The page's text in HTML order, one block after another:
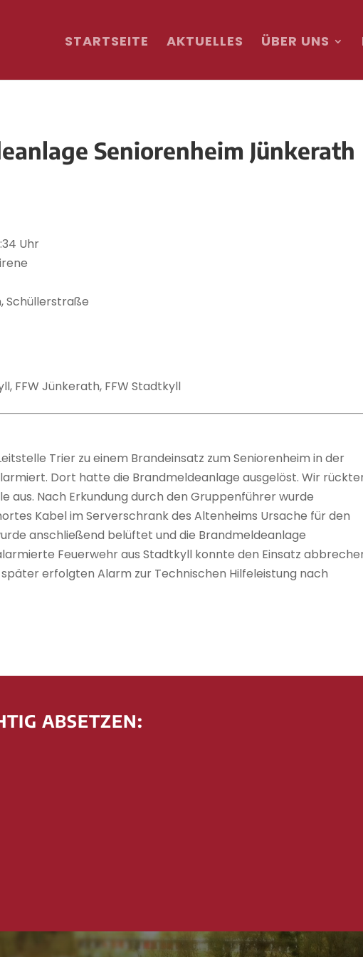
STARTSEITE AKTUELLES ÜBER UNS
Seniorenheim Jünkerath
Uhr
Schüllerstraße
FFW Jünkerath, FFW Stadtkyll
Trier zu einem Brandeinsatz zum Seniorenheim in der
Dort hatte die Brandmeldeanlage ausgelöst. Wir
aus. Nach Erkundung durch den Gruppenführer wurde
Kabel im Serverschrank des Altenheims Ursache für den
anschließend belüftet und die Brandmeldeanlage
Feuerwehr aus Stadtkyll konnte den Einsatz
erfolgten Alarm zur Technischen Hilfeleistung nach
ABSETZEN: